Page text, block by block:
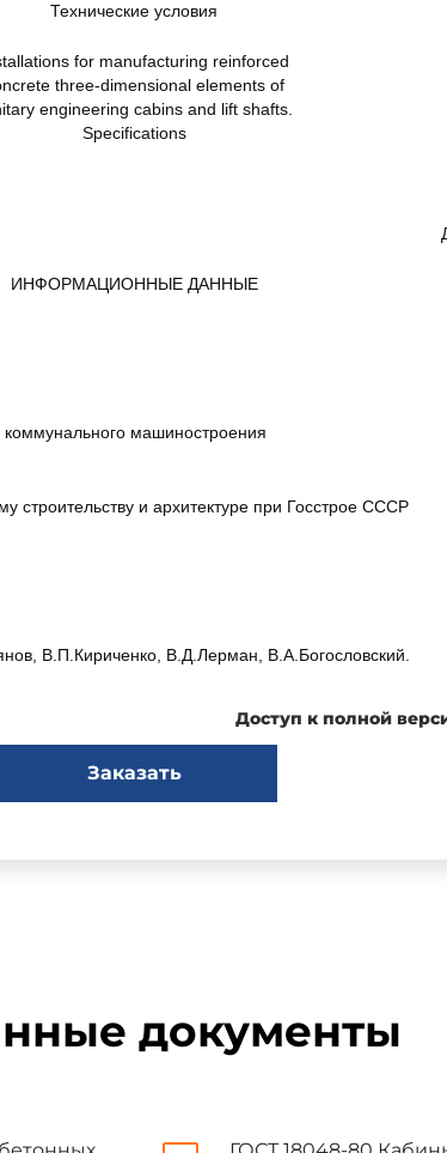
Технические условия
for manufacturing reinforced
three-dimensional elements of
engineering cabins and lift shafts.
Specifications
ИНФОРМАЦИОННЫЕ ДАННЫЕ
коммунального машиностроения
строительству и архитектуре при Госстрое СССР
В.П.Кириченко, В.Д.Лерман, В.А.Богословский.
и коммунального машиностроения
со скоростью движения кабин 0,71 и 1,0 м/с,
Доступ к полной
Заказать
документы